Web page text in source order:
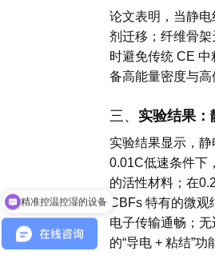
论文表明，当静
剂迁移；纤维骨
时避免传统 CE
备高能量密度与高
三、 实验结果：
实验结果显示，
0.01C低速条件下
的活性材料；在
CBFs 特有的微
电子传输通畅；
的“导电 + 粘结”
静电纺丝机E05价格